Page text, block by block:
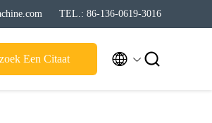
TEL.: 86-136-0619-3016
Een Citaat  